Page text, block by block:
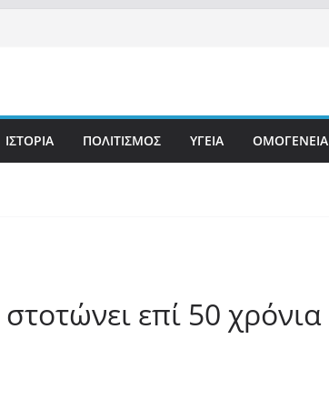
ΙΣΤΟΡΙΑ ΠΟΛΙΤΙΣΜΟΣ ΥΓΕΙΑ ΟΜΟΓΕΝΕΙΑ
επί 50 χρόνια